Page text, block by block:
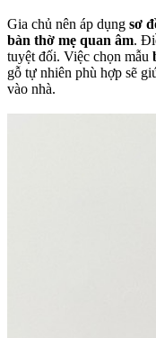
Gia chủ nên áp dụng sơ
bàn thờ mẹ quan âm.
tuyệt đối. Việc chọn mẫu
gỗ tự nhiên phù hợp sẽ
vào nhà.